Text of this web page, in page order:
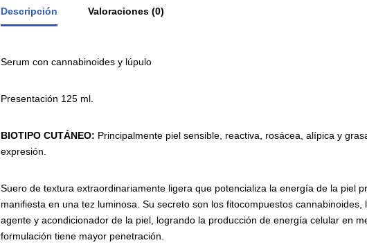
Descripción Valoraciones (0)
Serum con cannabinoides y lúpulo
Presentación 125 ml.
BIOTIPO CUTÁNEO: Principalmente piel sensible, reactiva, rosácea, alípica y
expresión.
Suero de textura extraordinariamente ligera que potencializa la energía de la piel
manifiesta en una tez luminosa. Su secreto son los fitocompuestos
agente y acondicionador de la piel, logrando la producción de energía celular en
formulación tiene mayor penetración.